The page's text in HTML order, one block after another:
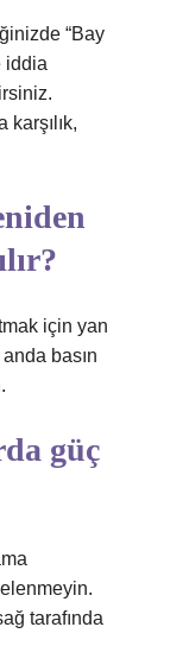
“Bay
iddia
karşılık,
için yan
basın
güç
tarafında